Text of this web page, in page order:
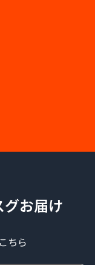
お届け
ちら